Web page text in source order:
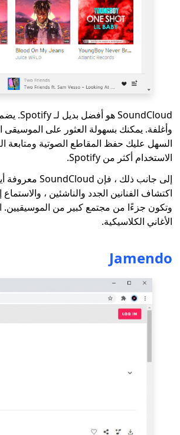
الاستخدام أكثر من Spotify.
اكتشاف الفنانين الجدد والناشئين ،
الأغاني الكلاسيكية.
Jamendo